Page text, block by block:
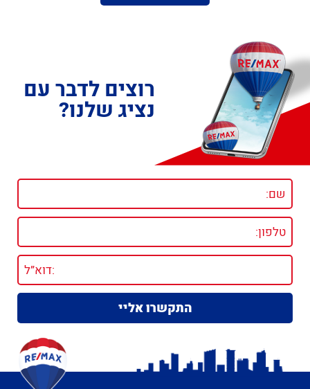
רוצים לדבר עם
נציג שלנו?